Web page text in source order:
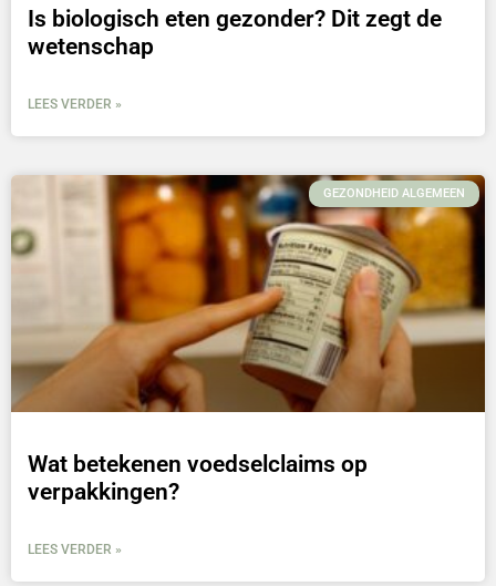
Is biologisch eten gezonder? Dit zegt de
wetenschap
LEES VERDER »
GEZONDHEID ALGEMEEN
Wat betekenen voedselclaims op
verpakkingen?
LEES VERDER »